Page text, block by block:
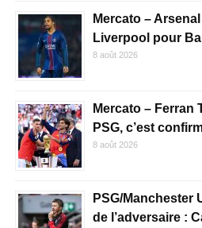
Mercato –
Liverpool pour
8 août 2026
Mercato – Ferran
PSG, c’est
8 août 2026
PSG/Manchester
de l’adversaire :